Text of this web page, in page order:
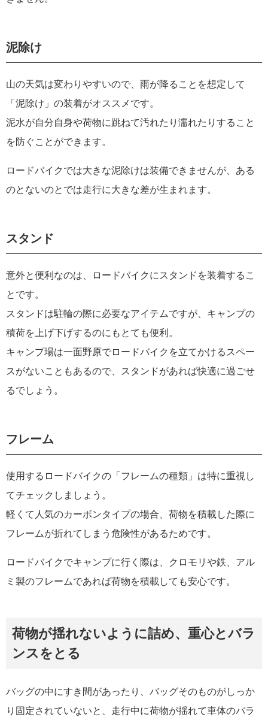
泥除け
山の天気は変わりやすいので、雨が降ることを想定して
「泥除け」の装着がオススメです。
泥水が自分自身や荷物に跳ねて汚れたり濡れたりすること
を防ぐことができます。
ロードバイクでは大きな泥除けは装備できませんが、ある
のとないのとでは走行に大きな差が生まれます。
スタンド
意外と便利なのは、ロードバイクにスタンドを装着するこ
とです。
スタンドは駐輪の際に必要なアイテムですが、キャンプの
積荷を上げ下げするのにもとても便利。
キャンプ場は一面野原でロードバイクを立てかけるスペー
スがないこともあるので、スタンドがあれば快適に過ごせ
るでしょう。
フレーム
使用するロードバイクの「フレームの種類」は特に重視し
てチェックしましょう。
軽くて人気のカーボンタイプの場合、荷物を積載した際に
フレームが折れてしまう危険性があるためです。
ロードバイクでキャンプに行く際は、クロモリや鉄、アル
ミ製のフレームであれば荷物を積載しても安心です。
荷物が揺れないように詰め、重心とバラ
ンスをとる
バッグの中にすき間があったり、バッグそのものがしっか
り固定されていないと、走行中に荷物が揺れて車体のバラ